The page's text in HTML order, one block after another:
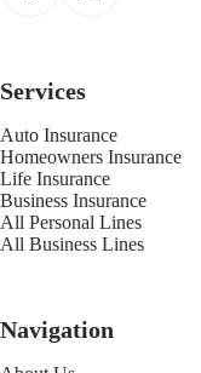
Services
Auto Insurance
Homeowners Insurance
Life Insurance
Business Insurance
All Personal Lines
All Business Lines
Navigation